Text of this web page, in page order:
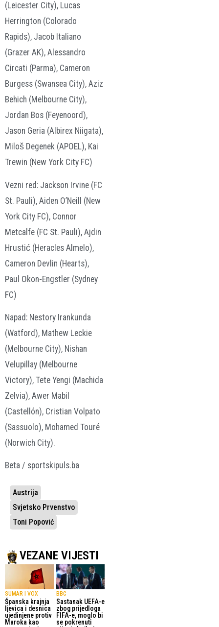
(Leicester City), Lucas
Herrington (Colorado
Rapids), Jacob Italiano
(Grazer AK), Alessandro
Circati (Parma), Cameron
Burgess (Swansea City), Aziz
Behich (Melbourne City),
Jordan Bos (Feyenoord),
Jason Geria (Albirex Niigata),
Miloš Degenek (APOEL), Kai
Trewin (New York City FC)
Vezni red: Jackson Irvine (FC
St. Pauli), Aiden O’Neill (New
York City FC), Connor
Metcalfe (FC St. Pauli), Ajdin
Hrustić (Heracles Almelo),
Cameron Devlin (Hearts),
Paul Okon-Engstler (Sydney
FC)
Napad: Nestory Irankunda
(Watford), Mathew Leckie
(Melbourne City), Nishan
Velupillay (Melbourne
Victory), Tete Yengi (Machida
Zelvia), Awer Mabil
(Castellón), Cristian Volpato
(Sassuolo), Mohamed Touré
(Norwich City).
Beta / sportskipuls.ba
Austrija
Svjetsko Prvenstvo
Toni Popović
VEZANE VIJESTI
SUMAR I VOX
Španska krajnja
ljevica i desnica
ujedinjene protiv
Maroka kao
BBC
Sastanak UEFA-e
zbog prijedloga
FIFA-e, moglo bi
se pokrenuti